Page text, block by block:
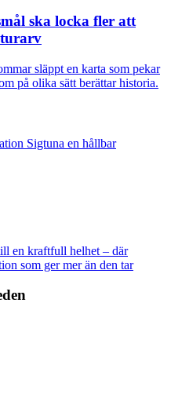
ska locka fler att
släppt en karta som pekar
på olika sätt berättar historia.
en kraftfull helhet – där
som ger mer än den tar